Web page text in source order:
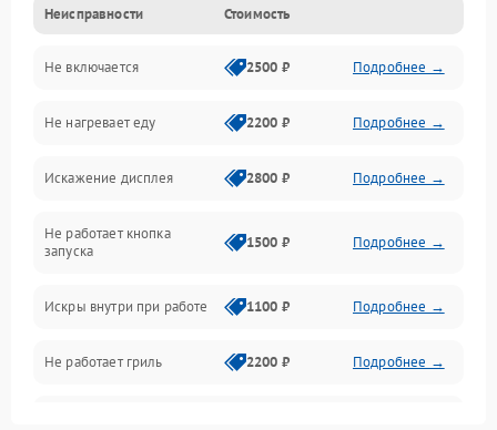
Дверца и корпус
Механика и внутренние элементы
Механические повреждения
Питание и запуск
Нагрев и приготовление
Программное обеспечение
Неисправности Стоимость
Не включается 2500 ₽ Подробнее →
Не нагревает еду 2200 ₽ Подробнее →
Искажение дисплея 2800 ₽ Подробнее →
Не работает кнопка
запуска
1500 ₽ Подробнее →
Искры внутри при работе 1100 ₽ Подробнее →
Не работает гриль 2200 ₽ Подробнее →